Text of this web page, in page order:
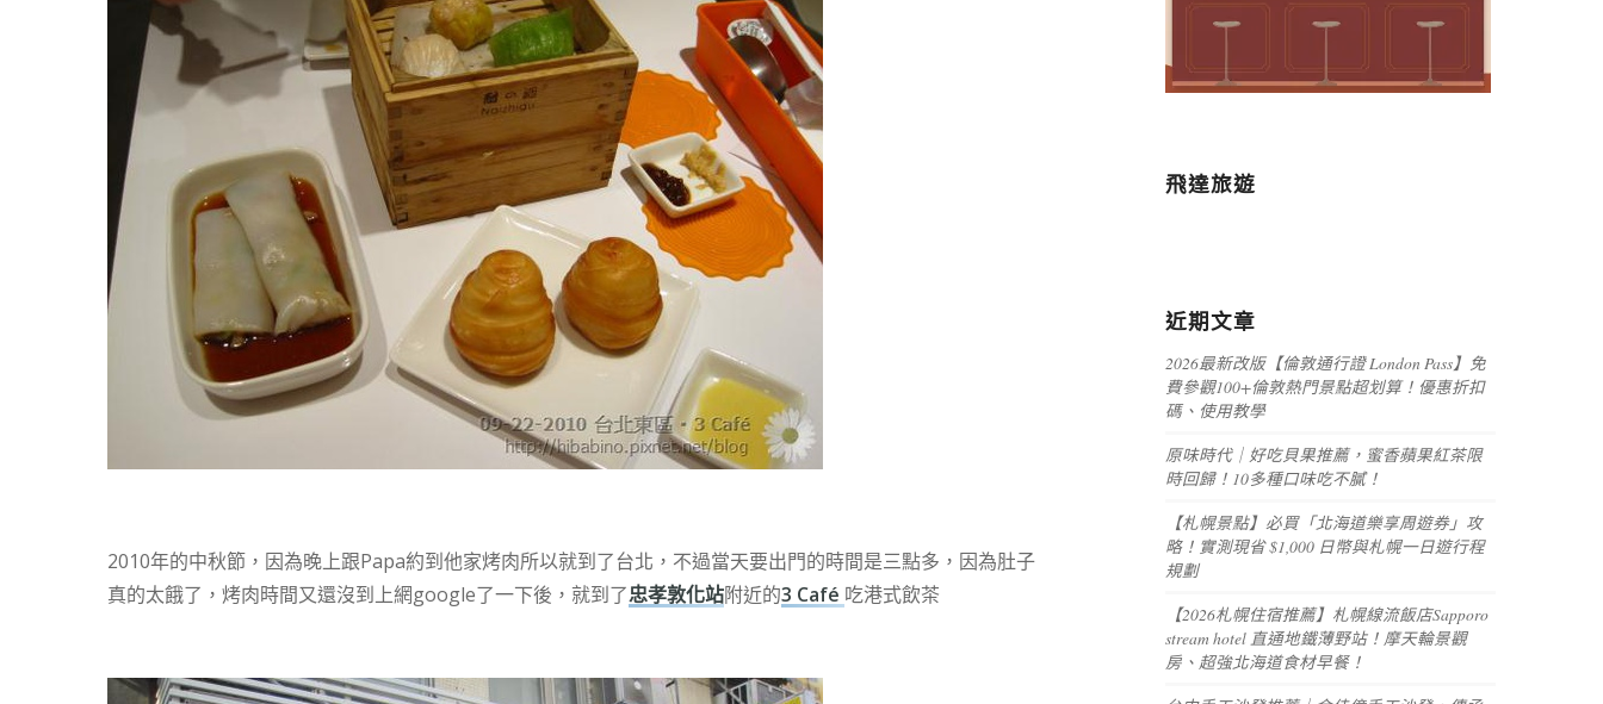
2010年的中秋節，因為晚上跟Papa約到他家烤肉所以就到了台北，不過當天要出門的時間是三點多，因為肚子
真的太餓了，烤肉時間又還沒到上網google了一下後，就到了忠孝敦化站附近的3 Café 吃港式飲茶
飛達旅遊
近期文章
2026最新改版【倫敦通行證 London Pass】免
費參觀100+倫敦熱門景點超划算！優惠折扣
碼、使用教學
原味時代｜好吃貝果推薦，蜜香蘋果紅茶限
時回歸！10多種口味吃不膩！
【札幌景點】必買「北海道樂享周遊券」攻
略！實測現省 $1,000 日幣與札幌一日遊行程
規劃
【2026札幌住宿推薦】札幌線流飯店Sapporo
stream hotel 直通地鐵薄野站！摩天輪景觀
房、超強北海道食材早餐！